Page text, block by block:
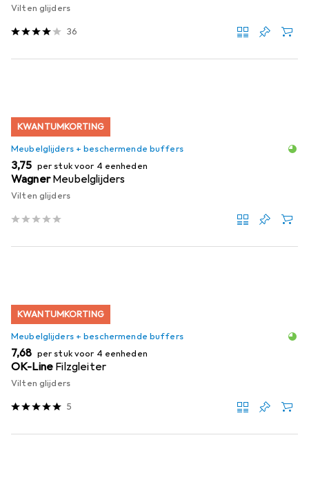
Vilten glijders
36
KWANTUMKORTING
Meubelglijders + beschermende buffers
EUR
3,75 per stuk voor 4 eenheden
Wagner Meubelglijders
Vilten glijders
KWANTUMKORTING
Meubelglijders + beschermende buffers
EUR
7,68 per stuk voor 4 eenheden
OK-Line Filzgleiter
Vilten glijders
5